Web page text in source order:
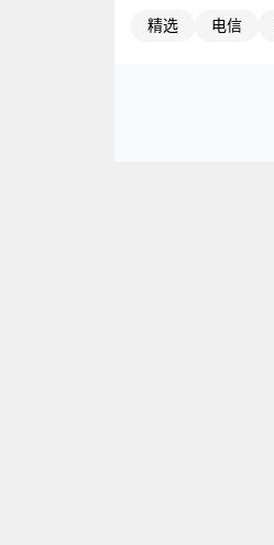
精选 电信